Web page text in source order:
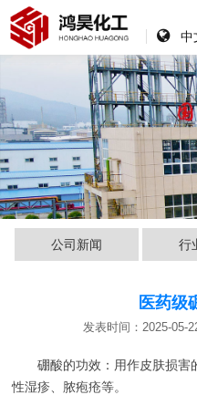
中
公司新闻 行
医药级
发表时间：2025-05-
硼酸的功效：用作皮肤损害
性湿疹、脓疱疮等。